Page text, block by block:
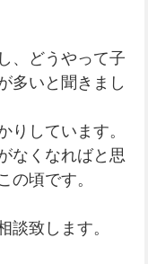
、どうやって子
多いと聞きまし
りしています。
なくなればと思
の頃です。
談致します。